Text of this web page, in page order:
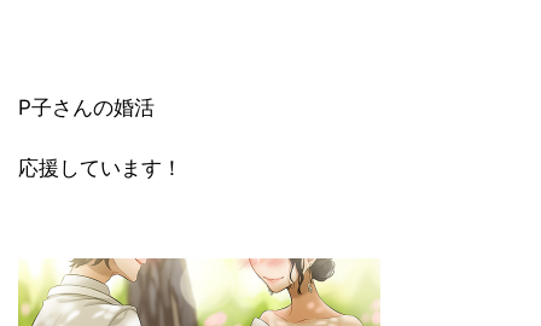
P子さんの婚活
応援しています！